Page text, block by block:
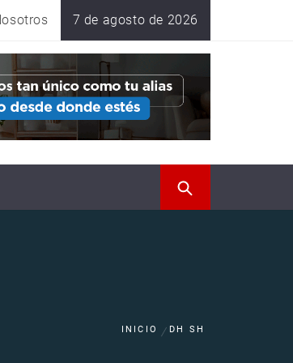
7 de agosto de 2026
INICIO DH SH